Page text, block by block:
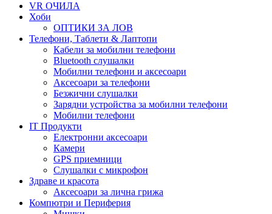
VR ОЧИЛА
Хоби
ОПТИКИ ЗА ЛОВ
Телефони, Таблети & Лаптопи
Кабели за мобилни телефони
Bluetooth слушалки
Мобилни телефони и аксесоари
Аксесоари за телефони
Безжични слушалки
Зарядни устройства за мобилни телефони
Мобилни телефони
IT Продукти
Електронни аксесоари
Камери
GPS приемници
Слушалки с микрофон
Здраве и красота
Аксесоари за лична грижа
Компютри и Периферия